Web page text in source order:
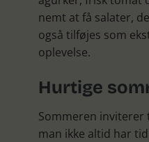
nemt at få salater,
også tilføjes som
oplevelse.
Hurtige
Sommeren
man ikke altid har